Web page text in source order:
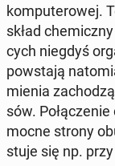
kom­pu­te­ro­wej.
skład
cych niegdyś
po­wsta­ją
mie­nia
sów.
mocne strony
stu­je się np.